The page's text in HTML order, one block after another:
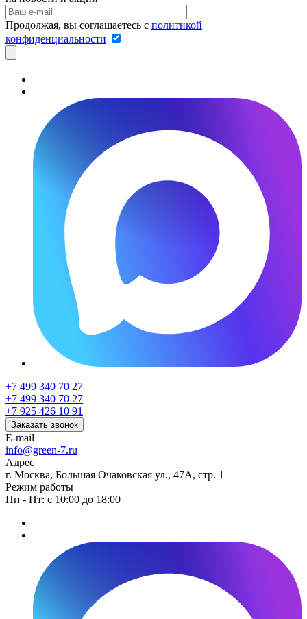
Продолжая, вы соглашаетесь с политикой
конфиденциальности
+7 499 340 70 27
+7 499 340 70 27
+7 925 426 10 91
Заказать звонок
E-mail
info@green-7.ru
Адрес
г. Москва, Большая Очаковская ул., 47А, стр. 1
Режим работы
Пн - Пт: с 10:00 до 18:00